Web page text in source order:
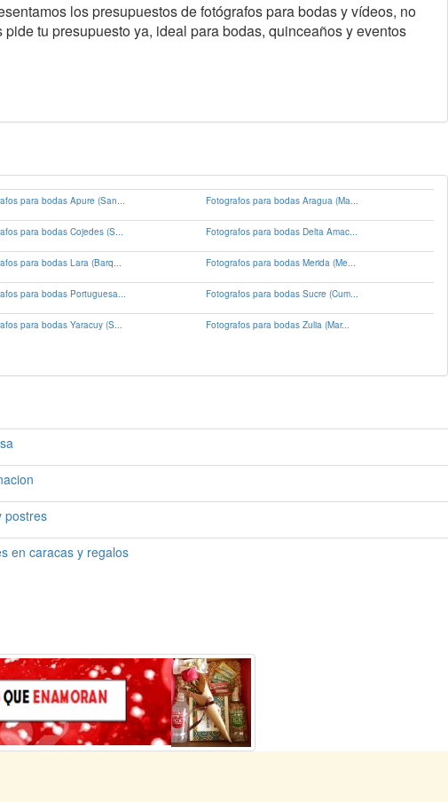
los presupuestos de fotógrafos para bodas y vídeos, no
tu presupuesto ya, ideal para bodas, quinceaños y eventos
para bodas Apure (San... Fotografos para bodas Aragua (Ma...
para bodas Cojedes (S... Fotografos para bodas Delta Amac...
para bodas Lara (Barq... Fotografos para bodas Merida (Me...
para bodas Portuguesa... Fotografos para bodas Sucre (Cum...
para bodas Yaracuy (S... Fotografos para bodas Zulia (Mar...
postres
en caracas y regalos